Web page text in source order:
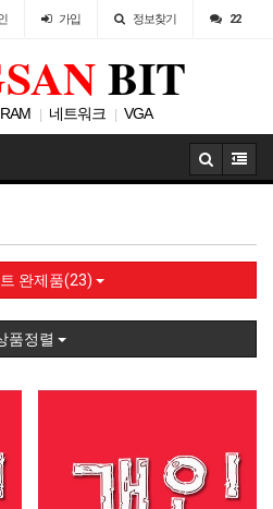
가입 정보찾기 22
BIT
RAM 네트워크 VGA
완제품(23)
품정렬